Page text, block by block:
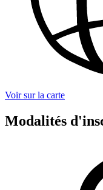
Voir sur la carte
Modalités